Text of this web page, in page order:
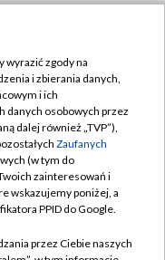
wyrazić zgody na
i zbierania danych,
i ich
danych osobowych przez
dalej również „TVP”),
Zaufanych
(w tym do
zainteresowań i
wskazujemy poniżej, a
PPID do Google.
przez Ciebie naszych